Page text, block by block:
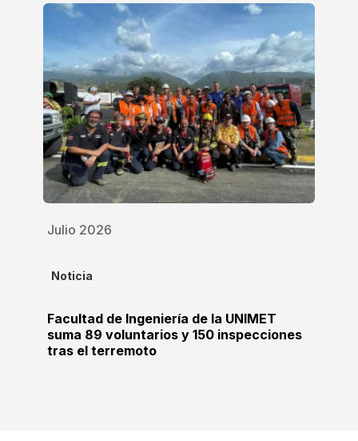
Julio 2026
Noticia
Facultad de Ingeniería de la UNIMET
suma 89 voluntarios y 150 inspecciones
tras el terremoto